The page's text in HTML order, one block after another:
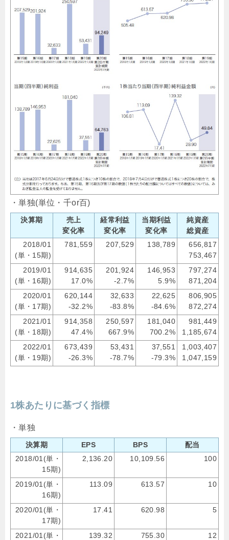
・単独(単位・千or百)
決算期
売上
変化率
経常利益
変化率
当期利益
変化率
純資産
総資産
2018/01
(単・15期)
781,559 207,529 138,789
656,817
753,467
2019/01
(単・16期)
914,635
17.0%
201,924
-2.7%
146,953
5.9%
797,274
871,204
2020/01
(単・17期)
620,144
-32.2%
32,633
-83.8%
22,625
-84.6%
806,905
872,274
2021/01
(単・18期)
914,358
47.4%
250,597
667.9%
181,040
700.2%
981,449
1,185,674
2022/01
(単・19期)
673,439
-26.3%
53,431
-78.7%
37,551
-79.3%
1,003,407
1,047,159
1株あたりに基づく指標
・単独
決算期 EPS BPS
配当
2018/01(単・
15期)
2,136.20 10,109.56 100
2019/01(単・
16期)
113.09 613.57 10
2020/01(単・
17期)
17.41 620.98 5
2021/01(単・
139.32 755.30 12